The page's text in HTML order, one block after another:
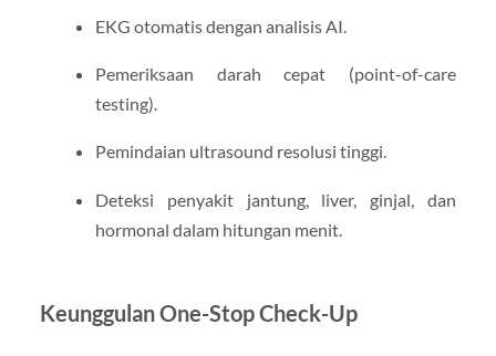
EKG otomatis dengan analisis AI.
Pemeriksaan darah cepat (point-of-care
testing).
Pemindaian ultrasound resolusi tinggi.
Deteksi penyakit jantung, liver, ginjal, dan
hormonal dalam hitungan menit.
Keunggulan One-Stop Check-Up